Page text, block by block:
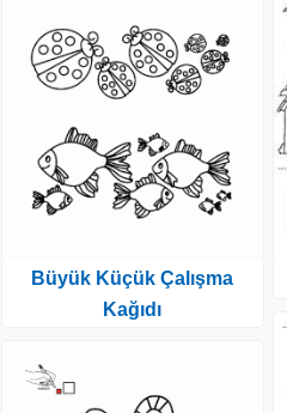
Büyük Küçük Çalışma
Kağıdı